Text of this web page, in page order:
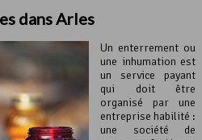
dans Arles
Un enterrement ou
une inhumation est
un service payant
qui doit être
organisé par une
entreprise habilité :
une société de